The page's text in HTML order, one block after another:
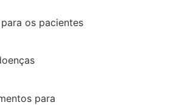
os pacientes
para